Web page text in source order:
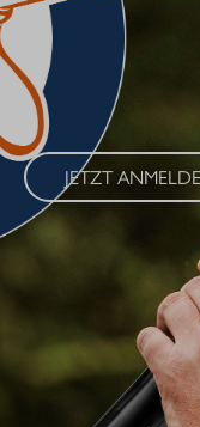
renommierten
Blaser Cup bietet
Fähigkeiten im
JETZT